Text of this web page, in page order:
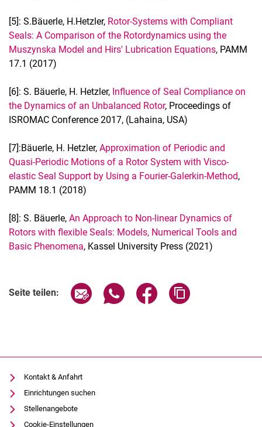
[5]: S.Bäuerle, H.Hetzler, Rotor-Systems with Compliant
Seals: A Comparison of the Rotordynamics using the
Muszynska Model and Hirs' Lubrication Equations, PAMM
17.1 (2017)
[6]: S. Bäuerle, H. Hetzler, Influence of Seal Compliance on
the Dynamics of an Unbalanced Rotor, Proceedings of
ISROMAC Conference 2017, (Lahaina, USA)
[7]:Bäuerle, H. Hetzler, Approximation of Periodic and
Quasi-Periodic Motions of a Rotor System with Visco-
elastic Seal Support by Using a Fourier-Galerkin-Method,
PAMM 18.1 (2018)
[8]: S. Bäuerle, An Approach to Non-linear Dynamics of
Rotors with flexible Seals: Models, Numerical Tools and
Basic Phenomena, Kassel University Press (2021)
Seite teilen: Seite über E-Mail teilen
Seite über WhatsApp teilen
Seite über Facebook
Kontakt & Anfahrt
Einrichtungen suchen
Stellenangebote
Cookie-Einstellungen